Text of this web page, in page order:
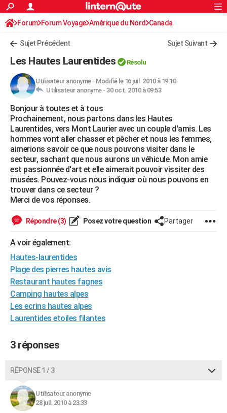
ACTUALITÉS
Politique
Société
Faits Divers
Education
Monde
Villes
+
FINANCE
Retraite
Impôts
Epargne
Immobilier
Risques naturels par ville
Banque
Assurance
Crédit
AUTO
Essais
Réserver un essai
Citadines
Berlines
SUV
Forum auto
+HIGH-TECH
Mobiles
Meilleur smartphone
Internet
Ordinateurs
Jeux vidéo
Guide high-tech
+BRICOLAGE
Forum
Aménagement intérieur
Extérieur
Cuisine
Salle de bains
Jardinage
Rangement
WEEK-END
Guides de France
Escapades
Patrimoine
Expositions
Musées
Week-end nature
LIFESTYLE
Art de vivre
Bien-être
Loisirs
ModeModes de vie
SANTE
Alimentation
Guide de la santé
Maladies
Médicaments
Sommeil
VOYAGE
Destinations
City break
Voyage nature
Voyage de noces
Forum
Climat
PHOTO
GUIDES D'ACHAT
BONS PLANS
CARTE DE VOEUX
Carte de Noël
Carte Bonne année
Carte Saint-Valentin
Carte Pâques
Carte d'anniversaire
DICTIONNAIRE
Dictionnaire
Biographies
Citations
Expressions
Proverbes
PROGRAMME TV
AVIS DE DÉCÈS
FORUM
S'inscrire
Connexion
Forum Forum Voyage Amérique du Nord Canada
Sujet Précédent Sujet Suivant
Les Hautes Laurentides Résolu
Utilisateur anonyme- Modifié le 16 juil. 2010 à 19:10
Utilisateur anonyme - 30 oct. 2010 à 09:53
Bonjour à toutes et à tous
Prochainement, nous partons dans les Hautes
Laurentides, vers Mont Laurier avec un couple d'amis. Les
hommes vont aller chasser et pêcher et nous les femmes,
aimerions savoir ce que nous pouvons visiter dans le
secteur, sachant que nous aurons un véhicule. Mon amie
est passionnée d'art et elle aimerait pouvoir vissiter des
musées. Pouvez-vous nous indiquer où nous pouvons en
trouver dans ce secteur ?
Merci de vos réponses.
Répondre (3) Posez votre question Partager
A voir également:
Hautes-laurentides
Plage des pierres hautes avis
Restaurant hautes fagnes
Camping hautes alpes
Les ecrins hautes alpes
Laurentides etoiles filantes
3 réponses
RÉPONSE 1 / 3
Utilisateur anonyme
28 juil. 2010 à 23:33